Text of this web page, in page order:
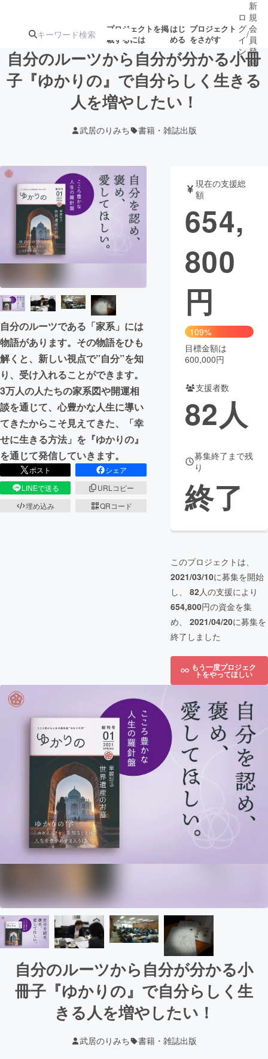
プロジェクトを掲
載するには
はじ
める
プロジェクト
をさがす
注目のリ 注目の新着プロ
ジェクト
募集終了が近いプ
テクノロジー・ガジェット
映像・映画 書籍・雑誌
ビジネス・起業 チャレンジ
まちづくり・地域活性化
CAMPFIRE for Social Good
CAMPFIRE Creation
CAMPFIREふるさと納税machi-ya コミュニティ
ロ
グ
イ
ン
/
新
規
会
員
登
録
自分のルーツから自分が分かる小冊
子『ゆかりの』で自分らしく生きる
人を増やしたい！
武居のりみち 書籍・雑誌出版
自分のルーツである「家系」には
物語があります。その物語をひも
解くと、新しい視点で”自分”を知
り、受け入れることができます。
3万人の人たちの家系図や開運相
談を通じて、心豊かな人生に導い
てきたからこそ見えてきた、「幸
せに生きる方法」を『ゆかりの』
を通じて発信していきます。
ポスト
シェア
LINEで送る
URLコピー
埋め込み
QRコード
現在の支援総
額
654,
800
円
109%
目標金額は
600,000円
支援者数
82人
募集終了まで残
り
終了
このプロジェクトは、
2021/03/10に募集を開始
し、 82人の支援により
654,800円の資金を集
め、 2021/04/20に募集を
終了しました
もう一度プロジェク
トをやってほしい
自分のルーツから自分が分かる小
冊子『ゆかりの』で自分らしく生
きる人を増やしたい！
武居のりみち 書籍・雑誌出版